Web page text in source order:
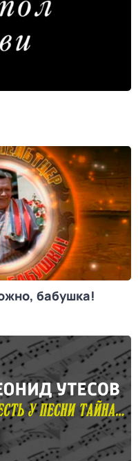
бабушка!